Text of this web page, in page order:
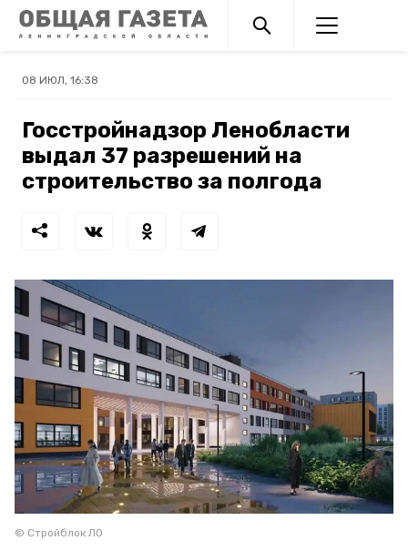
08 ИЮЛ, 16:38
Госстройнадзор Ленобласти
выдал 37 разрешений на
строительство за полгода
© Стройблок ЛО